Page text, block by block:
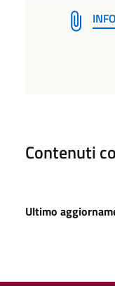
Contenuti
Ultimo